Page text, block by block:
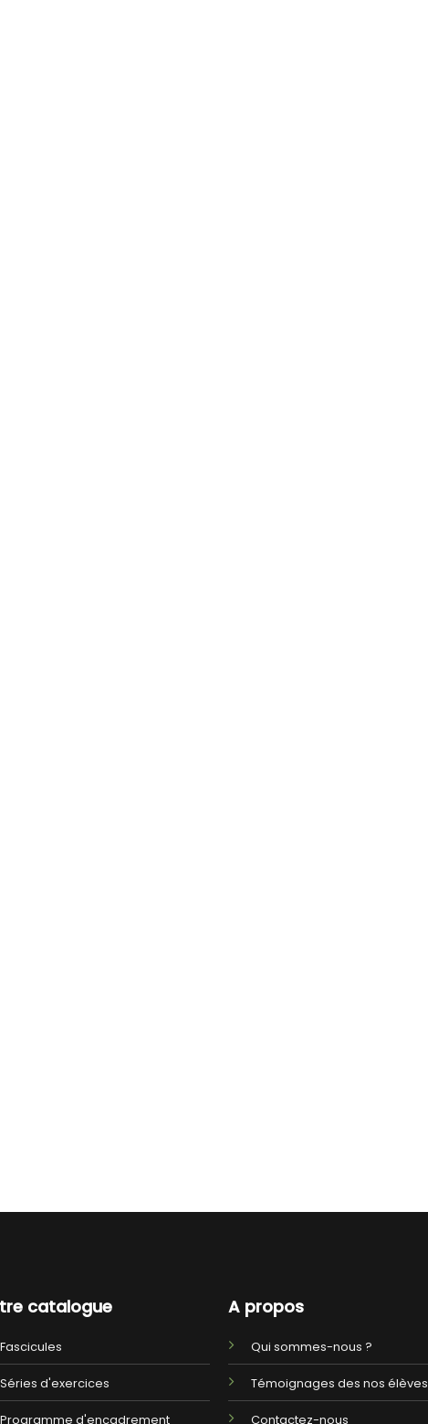
catalogue
Fascicules
Séries d'exercices
Programme d'encadrement
A propos
Qui sommes-nous ?
Témoignages des nos élèves
Contactez-nous